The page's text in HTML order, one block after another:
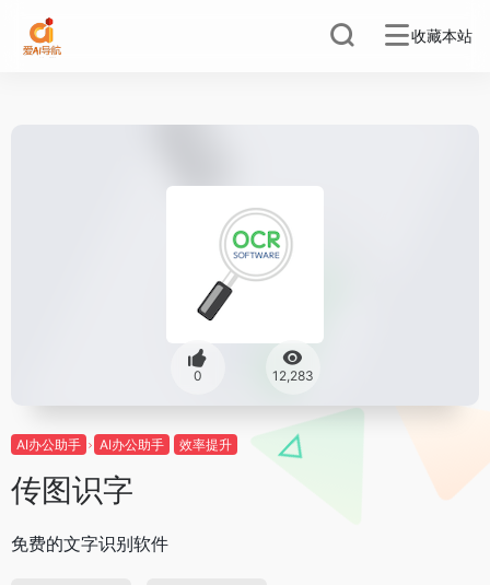
收藏本站
0 12,283
AI办公助手 AI办公助手 效率提升
传图识字
免费的文字识别软件